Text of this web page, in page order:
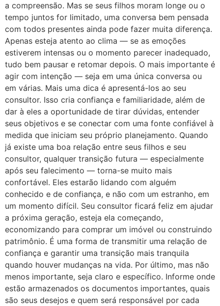
a compreensão. Mas se seus filhos moram longe ou o
tempo juntos for limitado, uma conversa bem pensada
com todos presentes ainda pode fazer muita diferença.
Apenas esteja atento ao clima — se as emoções
estiverem intensas ou o momento parecer inadequado,
tudo bem pausar e retomar depois. O mais importante é
agir com intenção — seja em uma única conversa ou
em várias. Mais uma dica é apresentá-los ao seu
consultor. Isso cria confiança e familiaridade, além de
dar à eles a oportunidade de tirar dúvidas, entender
seus objetivos e se conectar com uma fonte confiável à
medida que iniciam seu próprio planejamento. Quando
já existe uma boa relação entre seus filhos e seu
consultor, qualquer transição futura — especialmente
após seu falecimento — torna-se muito mais
confortável. Eles estarão lidando com alguém
conhecido e de confiança, e não com um estranho, em
um momento difícil. Seu consultor ficará feliz em ajudar
a próxima geração, esteja ela começando,
economizando para comprar um imóvel ou construindo
patrimônio. É uma forma de transmitir uma relação de
confiança e garantir uma transição mais tranquila
quando houver mudanças na vida. Por último, mas não
menos importante, seja claro e específico. Informe onde
estão armazenados os documentos importantes, quais
são seus desejos e quem será responsável por cada